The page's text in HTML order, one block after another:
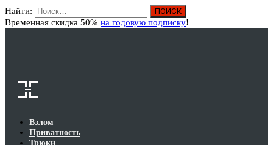
Найти:
Временная скидка 50% на годовую подписку!
Взлом
Приватность
Трюки